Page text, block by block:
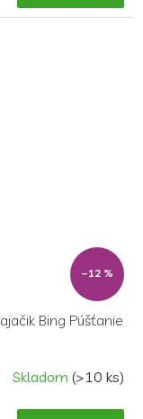
–12 %
Bing Púšťanie
Skladom (>10 ks)